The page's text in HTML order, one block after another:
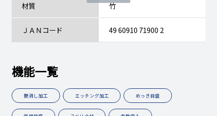
材質 竹
ＪＡＮコード 49 60910 71900 2
機能一覧
艶消し加工 エッチング加工 めっき目盛